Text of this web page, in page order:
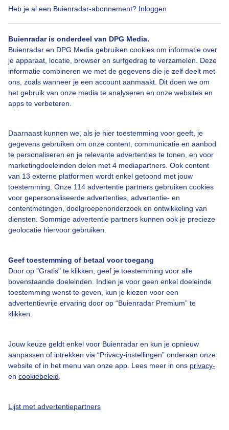
Heb je al een Buienradar-abonnement? Inloggen
Buienradar is onderdeel van DPG Media.
Buienradar en DPG Media gebruiken cookies om informatie over
je apparaat, locatie, browser en surfgedrag te verzamelen. Deze
informatie combineren we met de gegevens die je zelf deelt met
ons, zoals wanneer je een account aanmaakt. Dit doen we om
het gebruik van onze media te analyseren en onze websites en
apps te verbeteren.
Daarnaast kunnen we, als je hier toestemming voor geeft, je
gegevens gebruiken om onze content, communicatie en aanbod
te personaliseren en je relevante advertenties te tonen, en voor
marketingdoeleinden delen met 4 mediapartners. Ook content
van 13 externe platformen wordt enkel getoond met jouw
toestemming. Onze 114 advertentie partners gebruiken cookies
voor gepersonaliseerde advertenties, advertentie- en
contentmetingen, doelgroepenonderzoek en ontwikkeling van
diensten. Sommige advertentie partners kunnen ook je precieze
geolocatie hiervoor gebruiken.
Geef toestemming of betaal voor toegang
Door op "Gratis" te klikken, geef je toestemming voor alle
bovenstaande doeleinden. Indien je voor geen enkel doeleinde
toestemming wenst te geven, kun je kiezen voor een
advertentievrije ervaring door op “Buienradar Premium” te
klikken.
Jouw keuze geldt enkel voor Buienradar en kun je opnieuw
aanpassen of intrekken via “Privacy-instellingen” onderaan onze
website of in het menu van onze app. Lees meer in ons privacy-
en cookiebeleid
Lijst met advertentiepartners
Lieveheersbeestje Bloesem Lente
Bekijk slideshow
Een moment geduld aub...
Bedrijfsgegevens
Veelgestelde vragen
Contact
Adverteren
Buienradar Team
Cookie beleid